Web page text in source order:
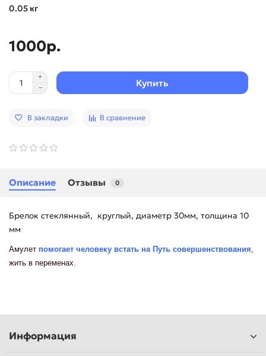
0.05 кг
1000р.
Купить
В закладки В сравнение
Описание Отзывы 0
Брелок стеклянный, круглый, диаметр 30мм, толщина 10
мм
Амулет помогает человеку встать на Путь совершенствования,
жить в переменах.
Информация